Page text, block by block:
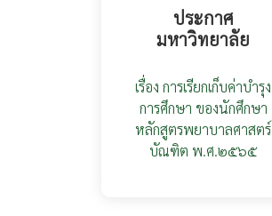
ประกาศ
มหาวิทยาลัย
เรื่อง การเรียกเก็บค่าบำรุง
การศึกษา ของนักศึกษา
หลักสูตรพยาบาลศาสตร์
บัณฑิต พ.ศ.๒๕๖๕